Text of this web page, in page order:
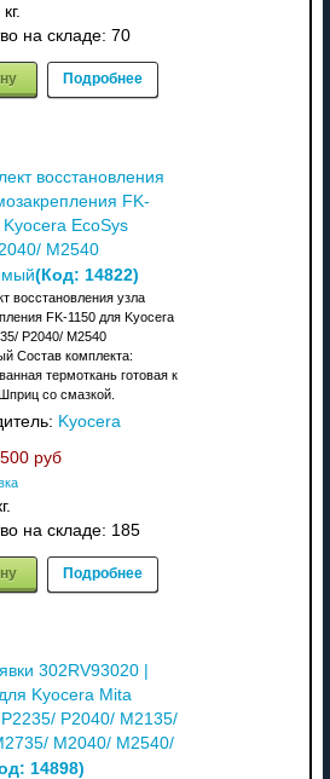
на складе: 70
Подробнее
восстановления
FK-
EcoSys
M2540
(Код: 14822)
восстановления узла
FK-1150 для Kyocera
P2040/ M2540
Состав комплекта:
термоткань готовая к
со смазкой.
Kyocera
500 руб
на складе: 185
Подробнее
302RV93020 |
Kyocera Mita
P2235/ P2040/ M2135/
M2040/ M2540/
14898)